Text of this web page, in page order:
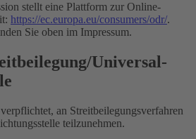
stellt eine Plattform zur Online-
https://ec.europa.eu/consumers/odr/.
Sie oben im Impressum.
Universal­
an Streitbeilegungsverfahren
teilzunehmen.